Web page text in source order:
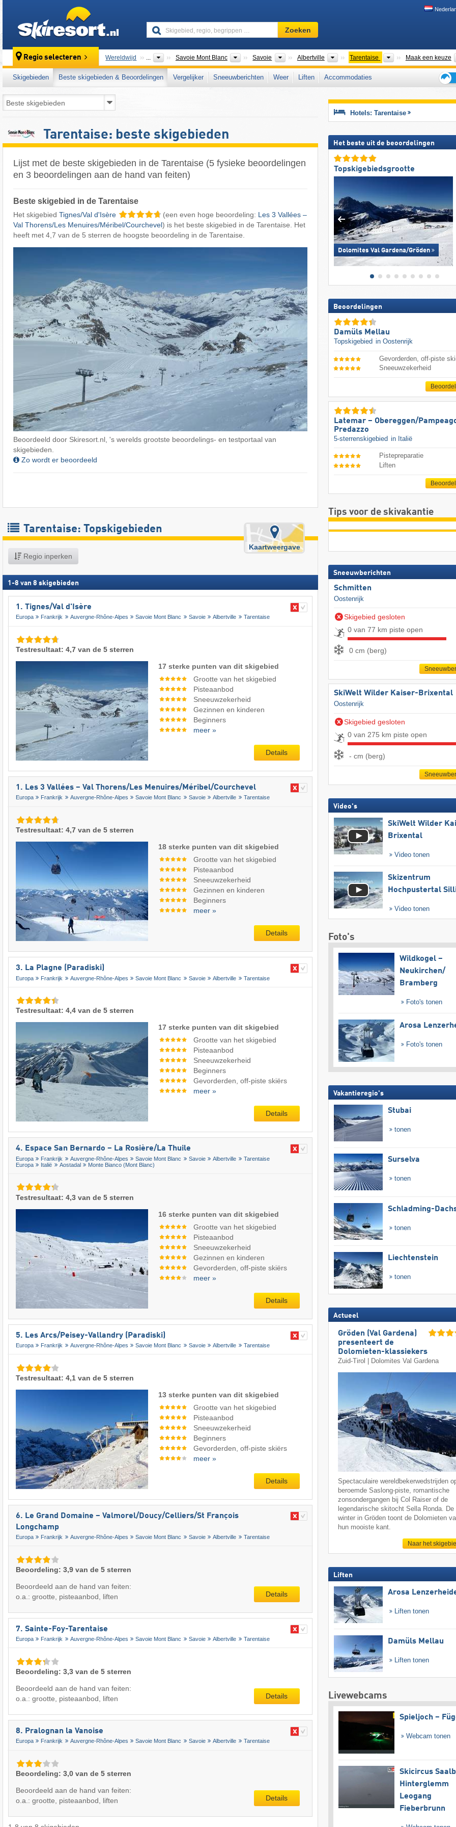
Skigebied,
regio,
…
Zoeken
Regio selecteren Wereldwijd ... Savoie Mont Blanc Toeristische regio's
Savoie Departementen
Albertville Arrondissementen
Tarentaise Toeristische regio's
Maak een keuze
Skigebieden Beste skigebieden & Beoordelingen Vergelijker Sneeuwberichten Weer Liften
Accommodaties
voor
Tarentaise: beste skigebieden
Lijst met de beste skigebieden in de Tarentaise (5 fysieke beoordelingen
en 3 beoordelingen aan de hand van feiten)
Beste skigebied in de Tarentaise
Het skigebied Tignes/​Val d'Isère (een even hoge beoordeling: Les 3 Vallées –
Val Thorens/​Les Menuires/​Méribel/​Courchevel) is het beste skigebied in de Tarentaise. Het
heeft met 4,7 van de 5 sterren de hoogste beoordeling in de Tarentaise.
Beoordeeld door Skiresort.nl, 's werelds grootste beoordelings- en testportaal van
skigebieden.
Zo wordt er beoordeeld
Tarentaise: Topskigebieden
Regio inperken
Kaartweergave
1 -8 van 8 skigebieden
1. Tignes/​Val d'Isère
Europa Frankrijk Auvergne-Rhône-Alpes Savoie Mont Blanc Savoie Albertville Tarentaise
Testresultaat: 4,7 van de 5 sterren
17 sterke punten van dit skigebied
Grootte van het skigebied
Pisteaanbod
Sneeuwzekerheid
Gezinnen en kinderen
Beginners
meer »
Details
1. Les 3 Vallées – Val Thorens/​Les Menuires/​Méribel/​Courchevel
Europa Frankrijk Auvergne-Rhône-Alpes Savoie Mont Blanc Savoie Albertville Tarentaise
Testresultaat: 4,7 van de 5 sterren
18 sterke punten van dit skigebied
Grootte van het skigebied
Pisteaanbod
Sneeuwzekerheid
Gezinnen en kinderen
Beginners
meer »
Details
3. La Plagne (Paradiski)
Europa Frankrijk Auvergne-Rhône-Alpes Savoie Mont Blanc Savoie Albertville Tarentaise
Testresultaat: 4,4 van de 5 sterren
17 sterke punten van dit skigebied
Grootte van het skigebied
Pisteaanbod
Sneeuwzekerheid
Beginners
Gevorderden, off-piste skiërs
meer »
Details
4. Espace San Bernardo – La Rosière/​La Thuile
Europa Frankrijk Auvergne-Rhône-Alpes Savoie Mont Blanc Savoie Albertville
Tarentaise
Europa
Italië Aostadal Monte Bianco (Mont Blanc)
Testresultaat: 4,3 van de 5 sterren
16 sterke punten van dit skigebied
Grootte van het skigebied
Pisteaanbod
Sneeuwzekerheid
Gezinnen en kinderen
Gevorderden, off-piste skiërs
meer »
Details
5. Les Arcs/​Peisey-Vallandry (Paradiski)
Europa Frankrijk Auvergne-Rhône-Alpes Savoie Mont Blanc Savoie Albertville Tarentaise
Testresultaat: 4,1 van de 5 sterren
13 sterke punten van dit skigebied
Grootte van het skigebied
Pisteaanbod
Sneeuwzekerheid
Beginners
Gevorderden, off-piste skiërs
meer »
Details
6. Le Grand Domaine – Valmorel/​Doucy/​Celliers/​St François
Longchamp
Europa Frankrijk Auvergne-Rhône-Alpes Savoie Mont Blanc Savoie Albertville Tarentaise
Beoordeling: 3,9 van de 5 sterren
Beoordeeld aan de hand van feiten:
o.a.: grootte, pisteaanbod, liften
Details
7. Sainte-Foy-Tarentaise
Europa Frankrijk Auvergne-Rhône-Alpes Savoie Mont Blanc Savoie Albertville Tarentaise
Beoordeling: 3,3 van de 5 sterren
Beoordeeld aan de hand van feiten:
o.a.: grootte, pisteaanbod, liften
Details
8. Pralognan la Vanoise
Europa Frankrijk Auvergne-Rhône-Alpes Savoie Mont Blanc Savoie Albertville Tarentaise
Beoordeling: 3,0 van de 5 sterren
Beoordeeld aan de hand van feiten:
o.a.: grootte, pisteaanbod, liften
Details
Hotels: Tarentaise
Het beste uit de beoordelingen
Topskigebiedsgrootte
Dolomites Val Gardena/​Gröden
Beoordelingen
Damüls Mellau
Topskigebied in Oostenrijk
Gevorderden, off-piste
Sneeuwzekerheid
Latemar – Obereggen/​
Predazzo
5-sterrenskigebied in Italië
Pistepreparatie
Liften
Tips voor de skivakantie
Sneeuwberichten
Schmitten
Oostenrijk
Skigebied gesloten
0 van 77 km piste open
0 cm (berg)
SkiWelt Wilder Kaiser-Brixental
Oostenrijk
Skigebied gesloten
0 van 275 km piste open
- cm (berg)
Video's
SkiWelt Wilder
Brixental
Video tonen
Skizentrum
Hochpustertal
Video tonen
Foto's
Wildkogel –
Neukirchen/​
Bramberg
Foto's tonen
Arosa
Foto's tonen
Vakantieregio's
Stubai
tonen
Surselva
tonen
Schladming-
tonen
Liechtenstein
tonen
Actueel
Gröden (Val Gardena)
presenteert de
Dolomieten-klassiekers
Zuid-Tirol | Dolomites Val Gardena
Spectaculaire wereldbekerwedstrijden
beroemde Saslong-piste, romantische
zonsondergangen bij Col Raiser of de
legendarische skitocht Sella Ronda. De
winter in Gröden toont de Dolomieten
hun mooiste kant.
Naar het
Liften
Arosa
Liften tonen
Damüls Mellau
Liften tonen
Livewebcams
Spieljoch –
Webcam tonen
Skicircus
Hinterglemm
Leogang
Fieberbrunn